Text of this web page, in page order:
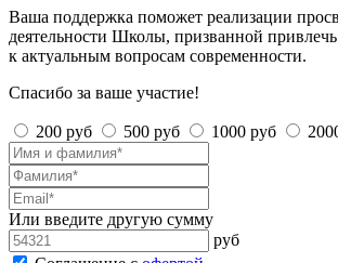
Ваша поддержка поможет реализации
деятельности Школы, призванной
к актуальным вопросам современности.
Спасибо за ваше участие!
200 руб 500 руб 1000 руб
Или введите другую сумму
руб